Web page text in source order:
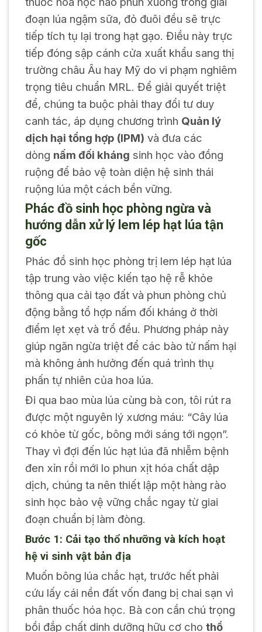
đoạn lúa ngậm sữa, đỏ đuôi đều sẽ trực
tiếp tích tụ lại trong hạt gạo. Điều này trực
tiếp đóng sập cánh cửa xuất khẩu sang thị
trường châu Âu hay Mỹ do vi phạm nghiêm
trọng tiêu chuẩn MRL. Để giải quyết triệt
để, chúng ta buộc phải thay đổi tư duy
canh tác, áp dụng chương trình Quản lý
dịch hại tổng hợp (IPM) và đưa các
dòng nấm đối kháng sinh học vào đồng
ruộng để bảo vệ toàn diện hệ sinh thái
ruộng lúa một cách bền vững.
Phác đồ sinh học phòng ngừa và
hướng dẫn xử lý lem lép hạt lúa tận
gốc
Phác đồ sinh học phòng trị lem lép hạt lúa
tập trung vào việc kiến tạo hệ rễ khỏe
thông qua cải tạo đất và phun phòng chủ
động bằng tổ hợp nấm đối kháng ở thời
điểm lẹt xẹt và trổ đều. Phương pháp này
giúp ngăn ngừa triệt để các bào tử nấm hại
mà không ảnh hưởng đến quá trình thụ
phấn tự nhiên của hoa lúa.
Đi qua bao mùa lúa cùng bà con, tôi rút ra
được một nguyên lý xương máu: “Cây lúa
có khỏe từ gốc, bông mới sáng tới ngọn”.
Thay vì đợi đến lúc hạt lúa đã nhiễm bệnh
đen xỉn rồi mới lo phun xịt hóa chất dập
dịch, chúng ta nên thiết lập một hàng rào
sinh học bảo vệ vững chắc ngay từ giai
đoạn chuẩn bị làm đòng.
Bước 1: Cải tạo thổ nhưỡng và kích hoạt
hệ vi sinh vật bản địa
Muốn bông lúa chắc hạt, trước hết phải
cứu lấy cái nền đất vốn đang bị chai sạn vì
phân thuốc hóa học. Bà con cần chú trọng
bồi đắp chất dinh dưỡng hữu cơ cho thổ